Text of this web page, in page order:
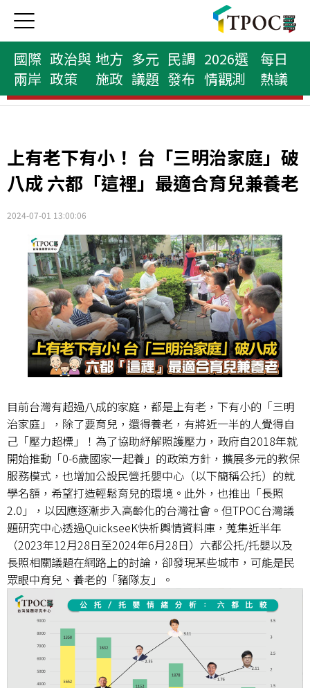
國際
兩岸
政治與
政策
地方
施政
多元
議題
民調
發布
2026選
情觀測
每日
熱議
縣市首長榜
上有老下有小！ 台「三明治家庭」破
八成 六都「這裡」最適合育兒兼養老
2024-07-01 13:00:06
目前台灣有超過八成的家庭，都是上有老，下有小的「三明
治家庭」，除了要育兒，還得養老，有將近一半的人覺得自
己「壓力超標」！為了協助紓解照護壓力，政府自2018年就
開始推動「0-6歲國家一起養」的政策方針，擴展多元的教保
服務模式，也增加公設民營托嬰中心（以下簡稱公托）的就
學名額，希望打造輕鬆育兒的環境。此外，也推出「長照
2.0」，以因應逐漸步入高齡化的台灣社會。但TPOC台灣議
題研究中心透過QuickseeK快析輿情資料庫，蒐集近半年
（2023年12月28日至2024年6月28日）六都公托/托嬰以及
長照相關議題在網路上的討論，卻發現某些城市，可能是民
眾眼中育兒、養老的「豬隊友」。